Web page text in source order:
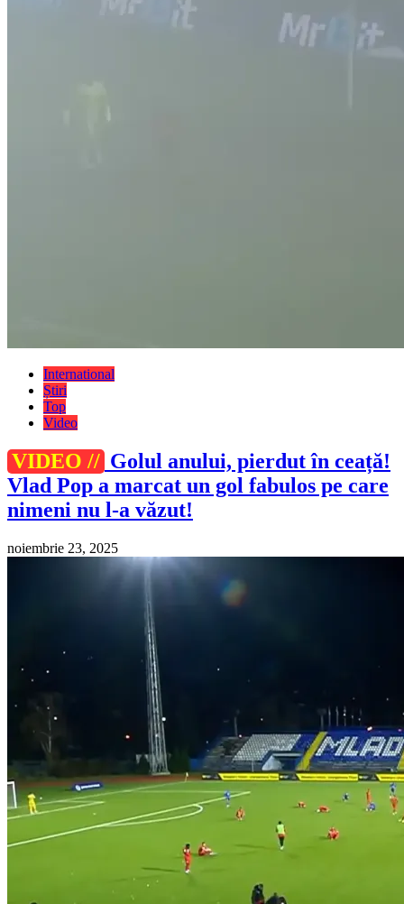
International
Știri
Top
Video
VIDEO // Golul anului, pierdut în ceață!
Vlad Pop a marcat un gol fabulos pe care
nimeni nu l-a văzut!
noiembrie 23, 2025